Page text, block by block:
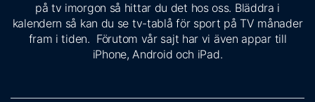
på tv imorgon så hittar du det hos oss. Bläddra i
kalendern så kan du se tv-tablå för sport på TV månader
fram i tiden. Förutom vår sajt har vi även appar till
iPhone, Android och iPad.